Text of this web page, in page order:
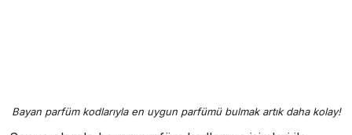
Bayan parfüm kodlarıyla en uygun parfümü bulmak artık daha kolay!